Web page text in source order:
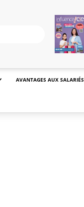
AVANTAGES AUX SALARIÉS